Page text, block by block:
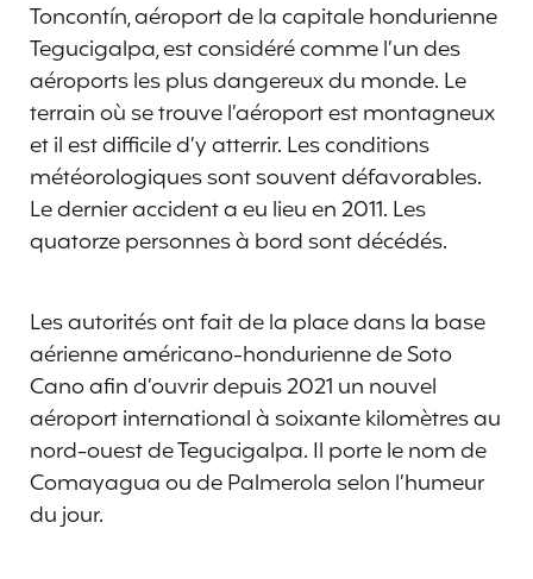
Toncontín, aéroport de la capitale hondurienne
Tegucigalpa, est considéré comme l’un des
aéroports les plus dangereux du monde. Le
terrain où se trouve l’aéroport est montagneux
et il est difficile d’y atterrir. Les conditions
météorologiques sont souvent défavorables.
Le dernier accident a eu lieu en 2011. Les
quatorze personnes à bord sont décédés.
Les autorités ont fait de la place dans la base
aérienne américano-hondurienne de Soto
Cano afin d’ouvrir depuis 2021 un nouvel
aéroport international à soixante kilomètres au
nord-ouest de Tegucigalpa. Il porte le nom de
Comayagua ou de Palmerolaselon l’humeur
du jour.